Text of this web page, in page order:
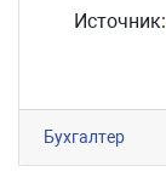
Источник:
Бухгалтер